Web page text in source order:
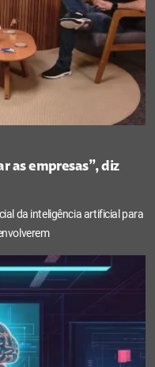
as empresas”, diz
da inteligência artificial para